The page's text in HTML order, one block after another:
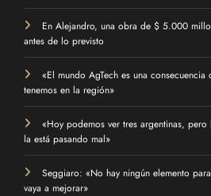
En Alejandro, una obra de $ 5.000
antes de lo previsto
«El mundo AgTech es una
tenemos en la región»
«Hoy podemos ver tres argentinas,
la está pasando mal»
Seggiaro: «No hay ningún elemento
vaya a mejorar»